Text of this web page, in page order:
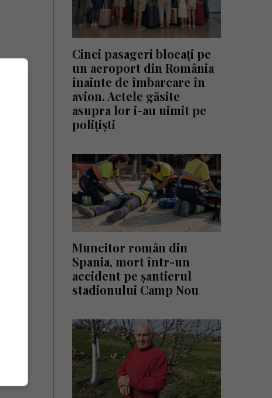
Cinci pasageri blocați pe
un aeroport din România
înainte de îmbarcare în
avion. Actele găsite
asupra lor i-au uimit pe
polițiști
Muncitor român din
Spania, mort într-un
accident pe șantierul
stadionului Camp Nou